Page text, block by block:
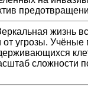
жизнь
угрозы.
сложности